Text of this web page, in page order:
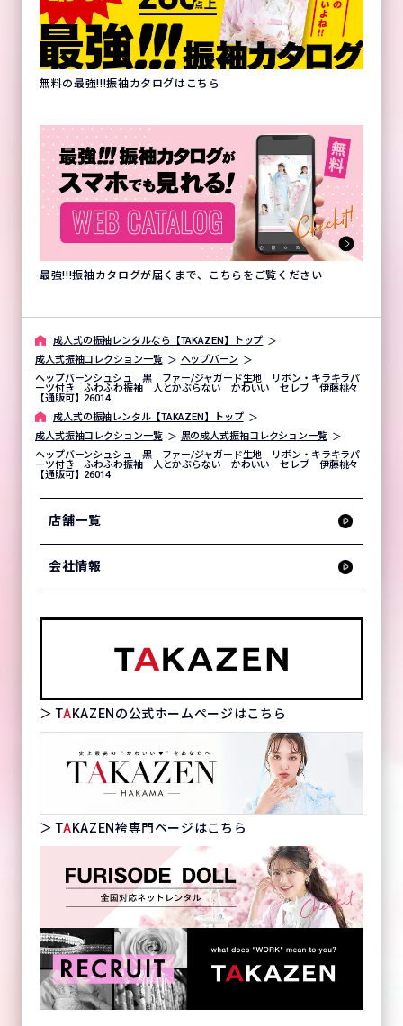
無料の最強!!!振袖カタログはこちら
最強!!!振袖カタログが届くまで、こちらをご覧ください
成⼈式の振袖レンタルなら【TAKAZEN】トップ
成人式振袖コレクション一覧
ヘップバーン
ヘップバーンシュシュ 黒 ファー/ジャガード生地 リボン・キラキラパ
ーツ付き ふわふわ振袖 人とかぶらない かわいい セレブ 伊藤桃々
【通販可】26014
成⼈式の振袖レンタル【TAKAZEN】トップ
成人式振袖コレクション一覧
黒の成人式振袖コレクション一覧
ヘップバーンシュシュ 黒 ファー/ジャガード生地 リボン・キラキラパ
ーツ付き ふわふわ振袖 人とかぶらない かわいい セレブ 伊藤桃々
【通販可】26014
店舗一覧
会社情報
＞ TAKAZENの公式ホームページはこちら
＞ TAKAZEN袴専門ページはこちら